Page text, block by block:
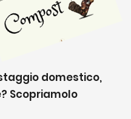
domestico,
Scopriamolo